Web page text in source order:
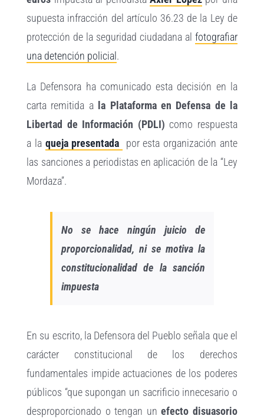
supuesta infracción del artículo 36.23 de la Ley de
protección de la seguridad ciudadana al fotografiar
una detención policial .
La Defensora ha comunicado esta decisión en la
carta remitida ala Plataforma en Defensa de la
Libertad de Información (PDLI) como respuesta
a la queja presentada
por esta organización ante
las sanciones a periodistas en aplicación de la “Ley
Mordaza”.
No se hace ningún juicio de
proporcionalidad, ni se motiva la
constitucionalidad de la sanción
impuesta
En su escrito, la Defensora del Pueblo señala que el
carácter constitucional de los derechos
fundamentales impide actuaciones de los poderes
públicos “que supongan un sacrificio innecesario o
desproporcionado o tengan unefecto disuasorio